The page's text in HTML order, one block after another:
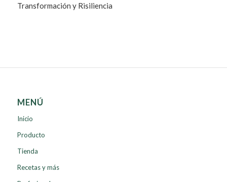
Transformación y Risiliencia
MENÚ
Inicio
Producto
Tienda
Recetas y más